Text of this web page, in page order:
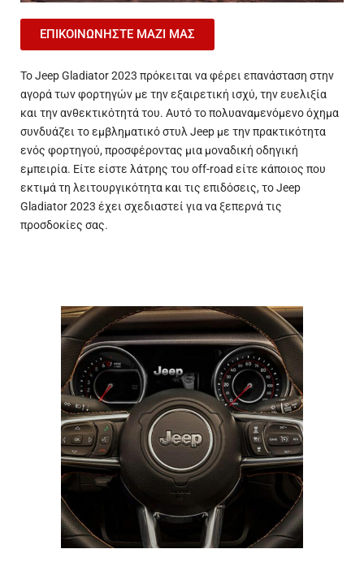
ΕΠΙΚΟΙΝΩΝΗΣΤΕ ΜΑΖΙ ΜΑΣ
Το Jeep Gladiator 2023 πρόκειται να φέρει επανάσταση στην
αγορά των φορτηγών με την εξαιρετική ισχύ, την ευελιξία
και τηνανθεκτικότητάτου. Αυτό το πολυαναμενόμενο όχημα
συνδυάζει το εμβληματικό στυλ Jeep με την πρακτικότητα
ενός φορτηγού, προσφέροντας μια μοναδική οδηγική
εμπειρία. Είτε είστε λάτρης του off-road είτε κάποιος που
εκτιμά τη λειτουργικότητα και τις επιδόσεις, το Jeep
Gladiator 2023 έχει σχεδιαστεί για να ξεπερνά τις
προσδοκίες σας.